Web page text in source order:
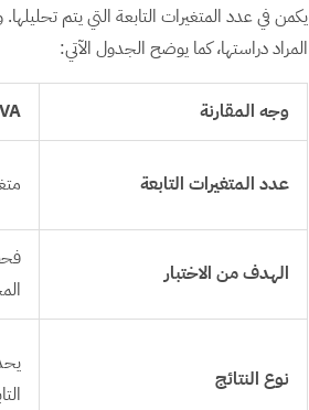
يكمن في عدد المتغيرات التابعة التي يتم
المراد دراستها، كما يوضح الجدول الآتي:
وجه المقارنة
عدد المتغيرات التابعة
الهدف من الاختبار
نوع النتائج